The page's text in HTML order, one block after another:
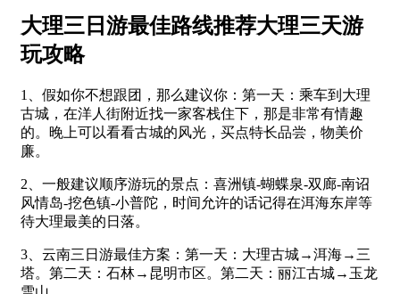
大理三日游最佳路线推荐大理三天游
玩攻略
1、假如你不想跟团，那么建议你：第一天：乘车到大理
古城，在洋人街附近找一家客栈住下，那是非常有情趣
的。晚上可以看看古城的风光，买点特长品尝，物美价
廉。
2、一般建议顺序游玩的景点：喜洲镇-蝴蝶泉-双廊-南诏
风情岛-挖色镇-小普陀，时间允许的话记得在洱海东岸等
待大理最美的日落。
3、云南三日游最佳方案：第一天：大理古城→洱海→三
塔。第二天：石林→昆明市区。第二天：丽江古城→玉龙